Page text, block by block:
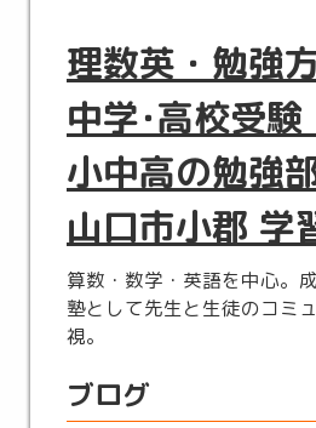
理数英・勉強
中学･高校受験
小中高の勉強
山口市小郡 学
算数・数学・英語を中心。
塾として先生と生徒のコミ
視。
ブログ